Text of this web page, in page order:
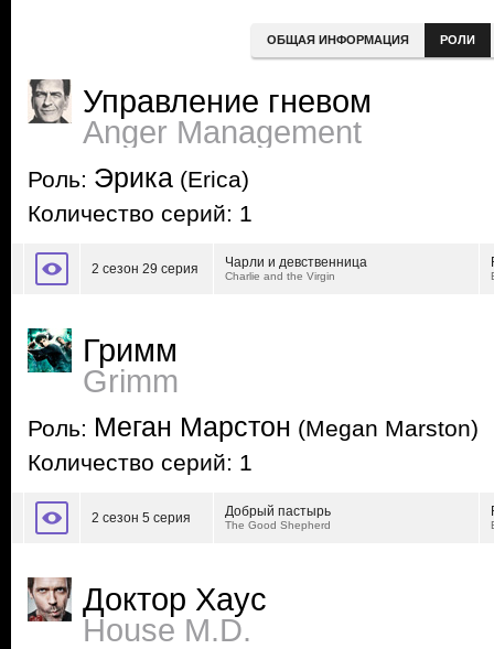
ОБЩАЯ ИНФОРМАЦИЯ РОЛИ
Управление гневом
Anger Management
Роль: Эрика (Erica)
Количество серий: 1
2 сезон 29 серия Чарли и девственница
Charlie and the Virgin
Гримм
Grimm
Роль: Меган Марстон (Megan Marston)
Количество серий: 1
2 сезон 5 серия Добрый пастырь
The Good Shepherd
Доктор Хаус
House M.D.